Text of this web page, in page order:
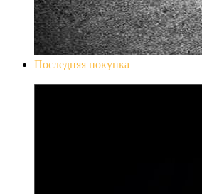
Последняя покупка